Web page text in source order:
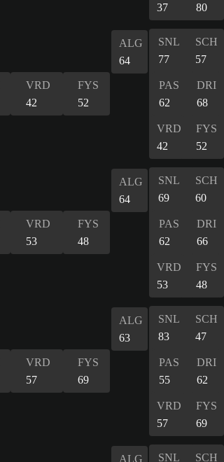
37
80
VRD
42
FYS
52
ALG
64
SNL
77
SCH
57
PAS
62
DRI
68
VRD
42
FYS
52
VRD
53
FYS
48
ALG
64
SNL
69
SCH
60
PAS
62
DRI
66
VRD
53
FYS
48
VRD
57
FYS
69
ALG
63
SNL
83
SCH
47
PAS
55
DRI
62
VRD
57
FYS
69
ALG SNL SCH